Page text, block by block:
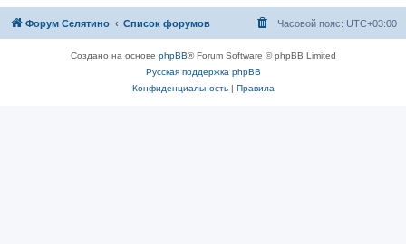
Форум Селятино Список форумов Часовой пояс: UTC+03:00
Создано на основе phpBB® Forum Software © phpBB Limited
Русская поддержка phpBB
Конфиденциальность| Правила